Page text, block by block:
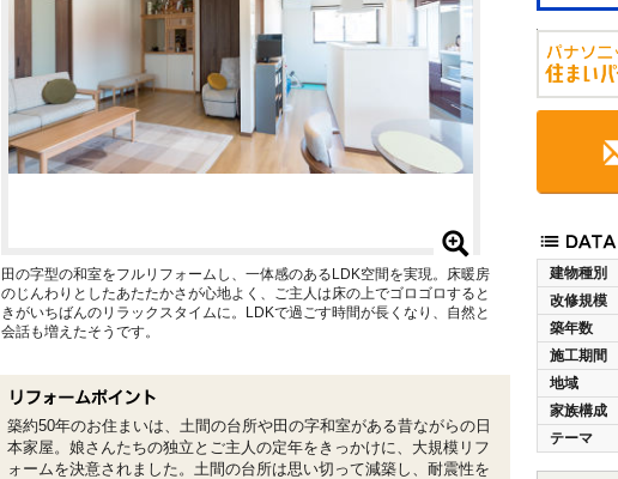
建物種別
改修規模
築年数
施工期間
地域
家族構成
テーマ
田の字型の和室をフルリフォームし、一体感のあるLDK空間を実現。床暖房
のじんわりとしたあたたかさが心地よく、ご主人は床の上でゴロゴロすると
きがいちばんのリラックスタイムに。LDKで過ごす時間が長くなり、自然と
会話も増えたそうです。
築約50年のお住まいは、土間の台所や田の字和室がある昔ながらの日
本家屋。娘さんたちの独立とご主人の定年をきっかけに、大規模リフ
ォームを決意されました。土間の台所は思い切って減築し、耐震性を